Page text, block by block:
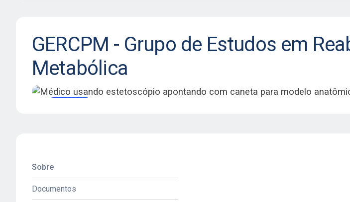
GERCPM - Grupo de Estudos em
Metabólica
supervisionado, nutrição e educação em saúde.
Sobre
Documentos